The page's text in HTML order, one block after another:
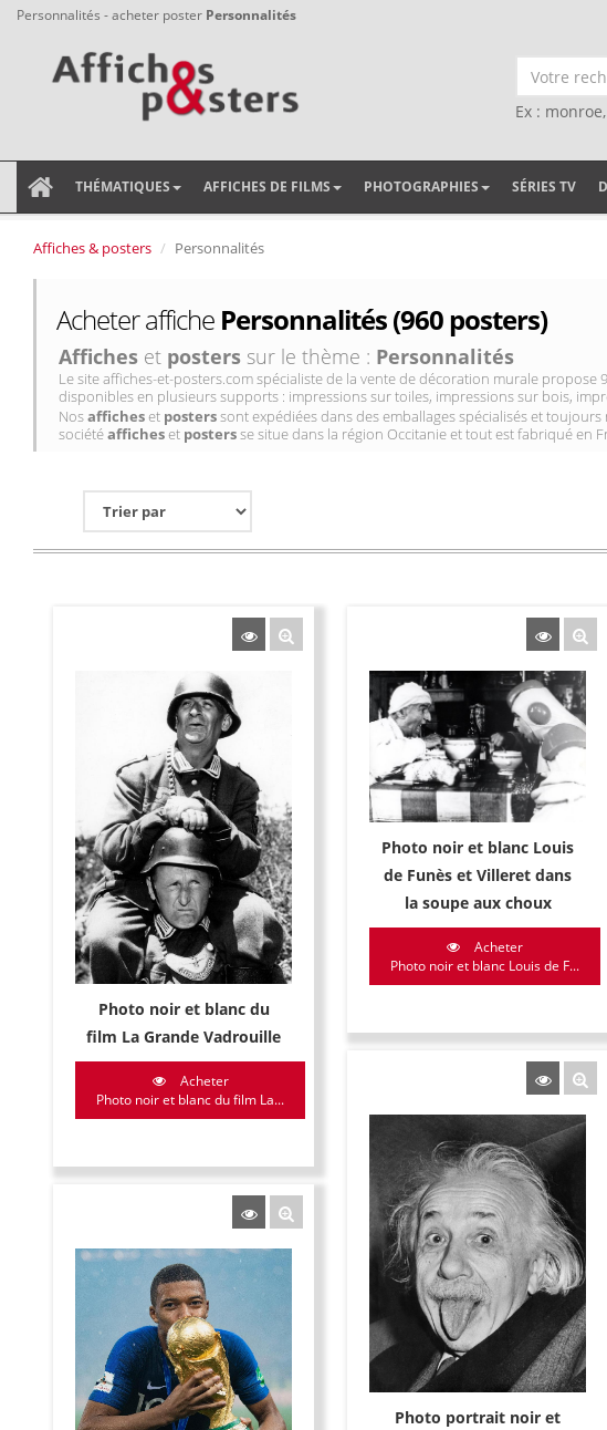
Personnalités - acheter poster Personnalités
Ex :
THÉMATIQUES AFFICHES DE FILMS PHOTOGRAPHIES SÉRIES TV
Affiches & posters Personnalités
Acheter affiche Personnalités (960 posters)
Affiches et posters sur le thème : Personnalités
Le site affiches-et-posters.com spécialiste de la vente de décoration murale propose
disponibles en plusieurs supports : impressions sur toiles, impressions sur bois,
Nosafficheset posterssont expédiées dans des emballages spécialisés et
sociétéafficheset postersse situe dans la région Occitanie et tout est fabriqué en
Photo noir et blanc du
film La Grande Vadrouille
Acheter
Photo noir et blanc du film La...
Photo noir et blanc Louis
de Funès et Villeret dans
la soupe aux choux
Acheter
Photo noir et blanc Louis de F...
Photo portrait noir et